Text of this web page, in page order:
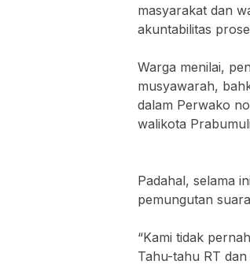
masyarakat dan
akuntabilitas
‎Warga menilai,
musyawarah,
dalam Perwako
walikota
‎Padahal, selama
pemungutan
‎“Kami tidak
Tahu-tahu RT